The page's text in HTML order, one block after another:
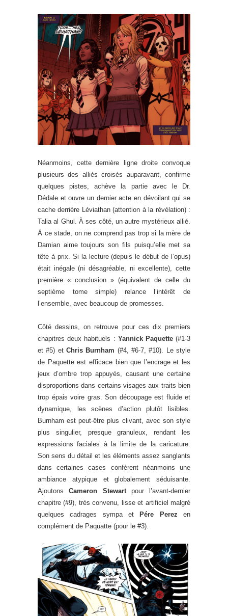
Néanmoins, cette dernière ligne droite convoque
plusieurs des alliés croisés auparavant, confirme
quelques pistes, achève la partie avec le Dr.
Dédale et ouvre un dernier acte en dévoilant qui se
cache derrière Léviathan (attention à la révélation) :
Talia al Ghul. À ses côté, un autre mystérieux allié.
À ce stade, on ne comprend pas trop si la mère de
Damian aime toujours son fils puisqu’elle met sa
tête à prix. Si la lecture (depuis le début de l’opus)
était inégale (ni désagréable, ni excellente), cette
première « conclusion » (équivalent de celle du
septième tome simple) relance l’intérêt de
l’ensemble, avec beaucoup de promesses.
Côté dessins, on retrouve pour ces dix premiers
chapitres deux habituels : Yannick Paquette(#1-3
et #5) et Chris Burnham (#4, #6-7, #10). Le style
de Paquette est efficace bien que l’encrage et les
jeux d’ombre trop appuyés, causant une certaine
disproportions dans certains visages aux traits bien
trop épais voire gras. Son découpage est fluide et
dynamique, les scènes d’action plutôt lisibles.
Burnham est peut-être plus clivant, avec son style
plus singulier, presque granuleux, rendant les
expressions faciales à la limite de la caricature.
Son sens du détail et les éléments assez sanglants
dans certaines cases confèrent néanmoins une
ambiance atypique et globalement séduisante.
AjoutonsCameron Stewartpour l’avant-dernier
chapitre (#9), très convenu, lisse et artificiel malgré
quelques cadrages sympa et
Pére Perez en
complément de Paquatte (pour le #3).